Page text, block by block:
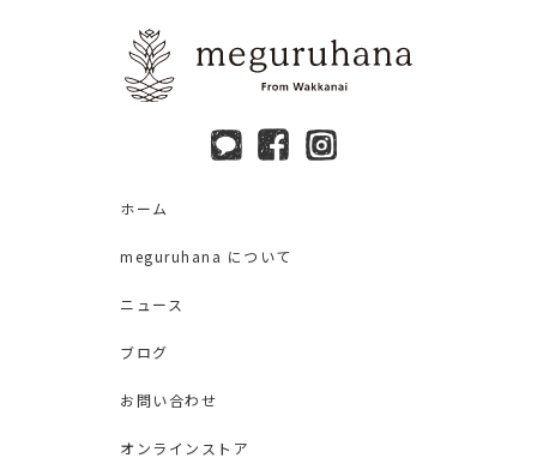
ホーム
meguruhana について
ニュース
ブログ
お問い合わせ
オンラインストア